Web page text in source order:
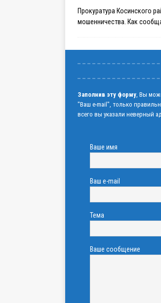
Прокуратура Косинского
мошенничества. Как
Заполнив эту форму, Вы
"Ваш e-mail", только
всего вы указали неверный
Ваше имя
Ваш e-mail
Тема
Ваше сообщение